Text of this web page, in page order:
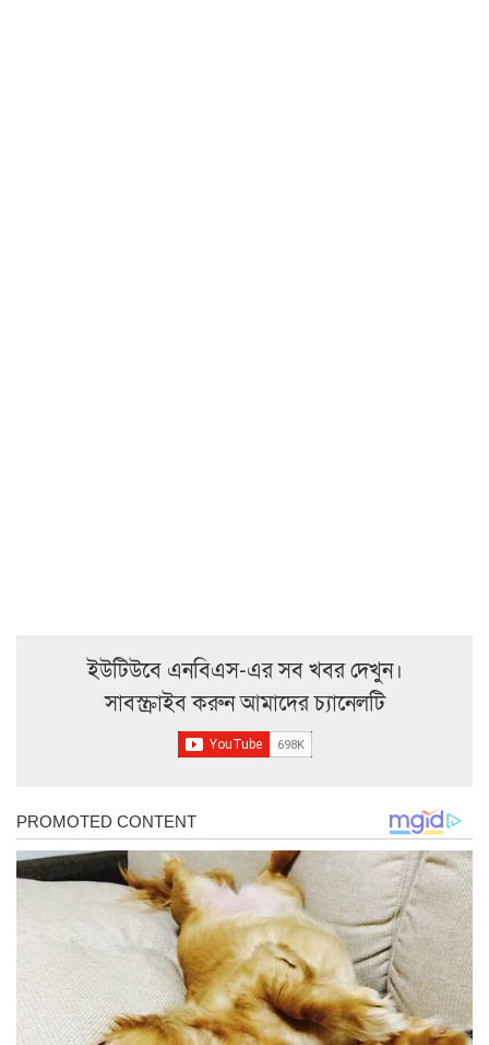
ইউটিউবে এনবিএস-এর সব খবর দেখুন।
সাবস্ক্রাইব করুন আমাদের চ্যানেলটি